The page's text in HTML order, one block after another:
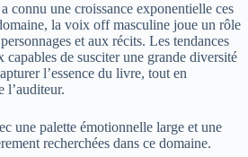
connu une croissance exponentielle ces
la voix off masculine joue un rôle
et aux récits. Les tendances
de susciter une grande diversité
l’essence du livre, tout en
l’auditeur.
une palette émotionnelle large et une
recherchées dans ce domaine.